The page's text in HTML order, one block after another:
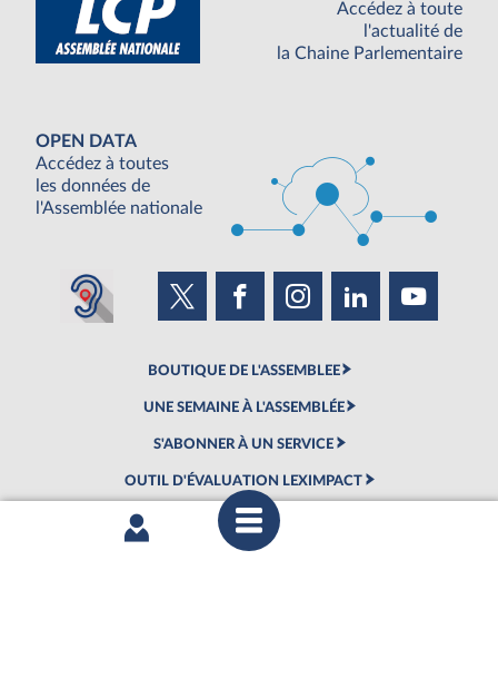
Accédez à toute
l'actualité de
la Chaine Parlementaire
OPEN DATA
Accédez à toutes
les données de
l'Assemblée nationale
BOUTIQUE DE L'ASSEMBLEE
UNE SEMAINE À L'ASSEMBLÉE
S'ABONNER À UN SERVICE
OUTIL D'ÉVALUATION LEXIMPACT
©Tous droits réservés Assemblée nationale 2019
Mentions légales
Accessibilité : partiellement conforme